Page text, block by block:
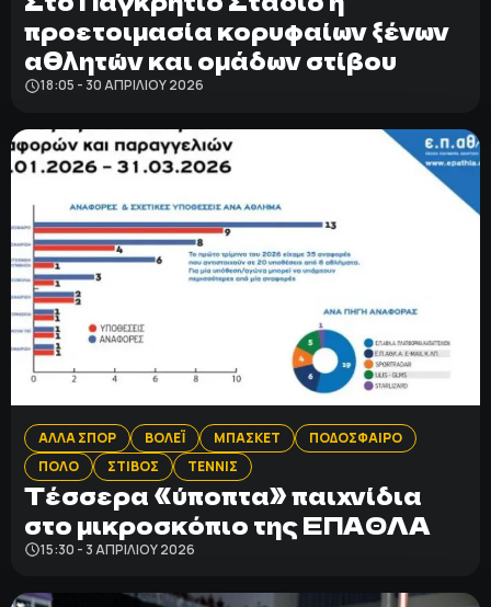
προετοιμασία κορυφαίων ξένων
αθλητών και ομάδων στίβου
18:05 - 30 ΑΠΡΙΛΊΟΥ 2026
ΑΛΛΑ ΣΠΟΡ ΒΟΛΕΪ ΜΠΑΣΚΕΤ
ΠΟΔΟΣΦΑΙΡΟ
ΠΟΛΟ
ΣΤΙΒΟΣ ΤΕΝΝΙΣ
Τέσσερα «ύποπτα» παιχνίδια
στο μικροσκόπιο της ΕΠΑΘΛΑ
15:30 - 3 ΑΠΡΙΛΊΟΥ 2026